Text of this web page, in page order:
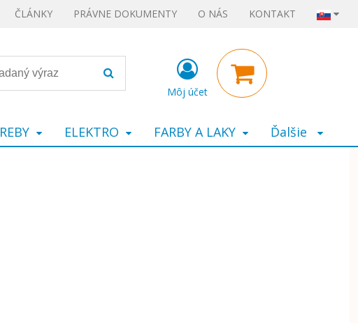
ČLÁNKY PRÁVNE DOKUMENTY O NÁS KONTAKT
Môj účet
ELEKTRO FARBY A LAKY Ďalšie